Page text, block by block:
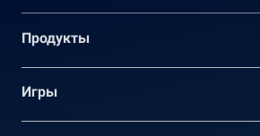
Продукты
Игры